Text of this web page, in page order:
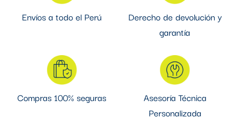
El conductor IMC de East Conduit (UL1242) ofrece protección
en lugares secos, húmedos, expuestos, ocultos o peligrosos. Su
de aplicaciones.
comerciales, hospitales y complejos inmobiliarios.
Envíos a todo el Perú
Derecho de devolución y
garantía
Compras 100% seguras
Asesoría Técnica
Personalizada